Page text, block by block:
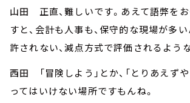
山田 正直、難しいです。あえて語弊を
すと、会計も人事も、保守的な現場が多
許されない、減点方式で評価されるよう
西田 「冒険しよう」とか、「とりあえず
ってはいけない場所ですもんね。